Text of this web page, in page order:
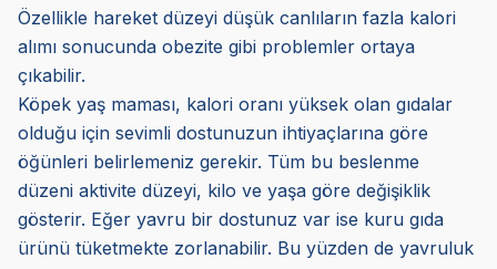
Özellikle hareket düzeyi düşük canlıların fazla kalori
alımı sonucunda obezite gibi problemler ortaya
çıkabilir.
Köpek yaş maması, kalori oranı yüksek olan gıdalar
olduğu için sevimli dostunuzun ihtiyaçlarına göre
öğünleri belirlemeniz gerekir. Tüm bu beslenme
düzeni aktivite düzeyi, kilo ve yaşa göre değişiklik
gösterir. Eğer yavru bir dostunuz var ise kuru gıda
ürünü tüketmekte zorlanabilir. Bu yüzden de yavruluk